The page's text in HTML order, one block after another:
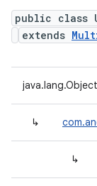
public class
extends
java.lang.Object
↳
↳